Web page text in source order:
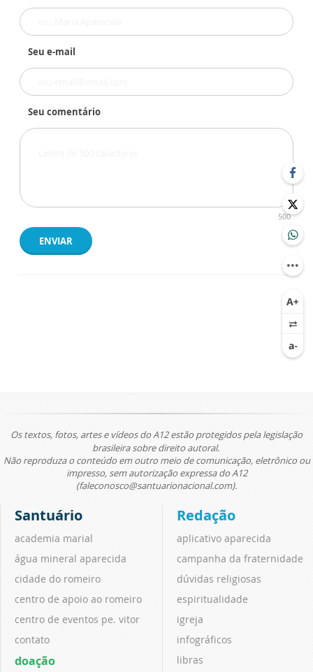
Seu e-mail
Seu comentário
500
ENVIAR
Os textos, fotos, artes e vídeos do A12 estão protegidos pela legislação
brasileira sobre direito autoral.
Não reproduza o conteúdo em outro meio de comunicação, eletrônico ou
impresso, sem autorização expressa do A12
(faleconosco@santuarionacional.com).
Santuário
academia marial
água mineral aparecida
cidade do romeiro
centro de apoio ao romeiro
centro de eventos pe. vitor
contato
doação
Redação
aplicativo aparecida
campanha da fraternidade
dúvidas religiosas
espiritualidade
igreja
infográficos
libras